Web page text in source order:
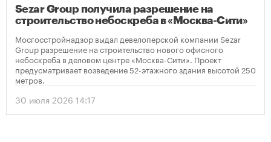
Sezar Group получила разрешение на
строительство небоскреба в «Москва-Сити»
Мосгосстройнадзор выдал девелоперской компании Sezar
Group разрешение на строительство нового офисного
небоскреба в деловом центре «Москва-Сити». Проект
предусматривает возведение 52-этажного здания высотой 250
метров.
30 июля 2026 14:17